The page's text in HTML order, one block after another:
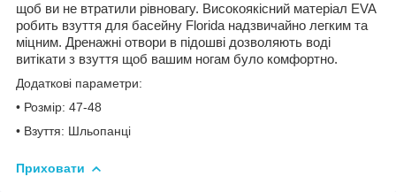
щоб ви не втратили рівновагу. Високоякісний матеріал EVA
робить взуття для басейну Florida надзвичайно легким та
міцним. Дренажні отвори в підошві дозволяють воді
витікати з взуття щоб вашим ногам було комфортно.
Додаткові параметри:
• Розмір: 47-48
• Взуття: Шльопанці
Приховати